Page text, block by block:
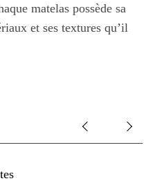
matelas possède sa
et ses textures qu’il